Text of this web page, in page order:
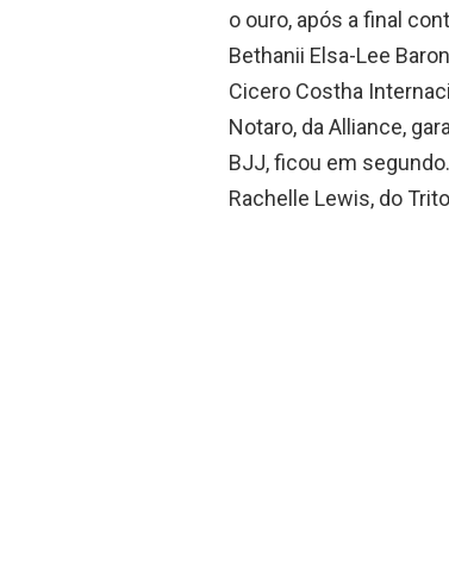
o ouro, após a final
Bethanii Elsa-Lee
Cicero Costha
Notaro, da Alliance,
BJJ, ficou em
Rachelle Lewis, do